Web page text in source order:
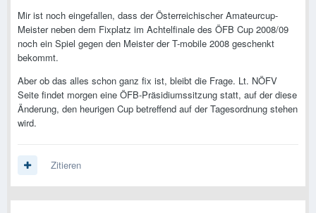
Mir ist noch eingefallen, dass der Österreichischer Amateurcup-
Meister neben dem Fixplatz im Achtelfinale des ÖFB Cup 2008/09
noch ein Spiel gegen den Meister der T-mobile 2008 geschenkt
bekommt.
Aber ob das alles schon ganz fix ist, bleibt die Frage. Lt. NÖFV
Seite findet morgen eine ÖFB-Präsidiumssitzung statt, auf der diese
Änderung, den heurigen Cup betreffend auf der Tagesordnung stehen
wird.
Zitieren